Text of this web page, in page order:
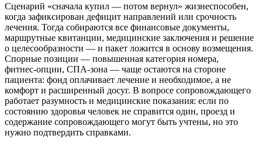
Сценарий «сначала купил — потом вернул» жизнеспособен,
когда зафиксирован дефицит направлений или срочность
лечения. Тогда собираются все финансовые документы,
маршрутные квитанции, медицинские заключения и решение
о целесообразности — и пакет ложится в основу возмещения.
Спорные позиции — повышенная категория номера,
фитнес‑опции, СПА‑зона — чаще остаются на стороне
пациента: фонд оплачивает лечение и необходимое, а не
комфорт и расширенный досуг. В вопросе сопровождающего
работает разумность и медицинские показания: если по
состоянию здоровья человек не справится один, проезд и
содержание сопровождающего могут быть учтены, но это
нужно подтвердить справками.